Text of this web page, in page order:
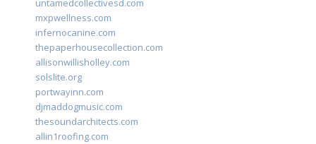
untamedcollectivesd.com
mxpwellness.com
infernocanine.com
thepaperhousecollection.com
allisonwillisholley.com
solslite.org
portwayinn.com
djmaddogmusic.com
thesoundarchitects.com
allin1roofing.com